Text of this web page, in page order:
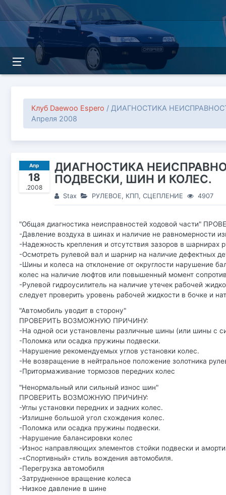
Клуб Daewoo Espero / ДИАГНОСТИКА
Апреля 2008
Апр
18
.2008
ДИАГНОСТИКА
ПОДВЕСКИ, ШИН И КОЛЕС.
Stax РУЛЕВОЕ, КПП, СЦЕПЛЕНИЕ 4907
"Общая диагностика неисправностей ходовой части"
-Давление воздуха в шинах и наличие не равномерности
-Надежность крепления и отсутствия зазоров в шарнирах
-Осмотреть рулевой вал и шарнир на наличие дефектных
-Шины и колеса на отклонение от округлости нарушение
колес на наличие люфтов или повышенный момент
-Рулевой гидроусилитель на наличие утечек рабочей
следует проверить уровень рабочей жидкости в бочке и
"Автомобиль уводит в сторону"
ПРОВЕРИТЬ ВОЗМОЖНУЮ ПРИЧИНУ:
-На одной оси установлены различные шины (или шины с
-Поломка или осадка пружины подвески.
-Нарушение рекомендуемых углов установки колес.
-Не возвращение в нейтральное положение золотника
-Притормаживание тормозов передних колес
"Ненормальный или сильный износ шин"
ПРОВЕРИТЬ ВОЗМОЖНУЮ ПРИЧИНУ:
-Углы установки передних и задних колес.
-Излишне большой угол схождения колес.
-Поломка или осадка пружины подвески.
-Нарушение балансировки колес
-Износ направляющих элементов стойки подвески и
-«Спортивный» стиль вождения автомобиля.
-Перегрузка автомобиля
-Затрудненное вращение колеса
-Низкое давление в шине